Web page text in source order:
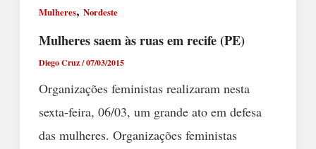
Mulheres, Nordeste
Mulheres saem às ruas em recife (PE)
Diego Cruz/07/03/2015
Organizações feministas realizaram nesta
sexta-feira, 06/03, um grande ato em defesa
das mulheres. Organizações feministas